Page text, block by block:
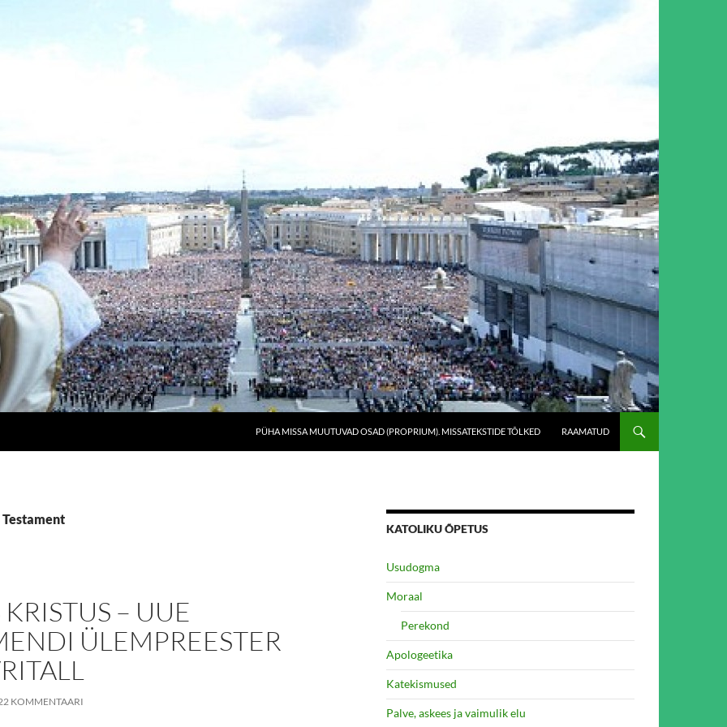
PÜHA MISSA MUUTUVAD OSAD (PROPRIUM). MISSATEKSTIDE TÕLKED RAAMATUD
KRISTUS – UUE
ÜLEMPREESTER
KOMMENTAARI
KATOLIKU ÕPETUS
Usudogma
Moraal
Perekond
Apologeetika
Katekismused
Palve, askees ja vaimulik elu